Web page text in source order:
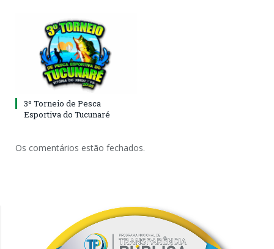
3º Torneio de Pesca
Esportiva do Tucunaré
Os comentários estão fechados.